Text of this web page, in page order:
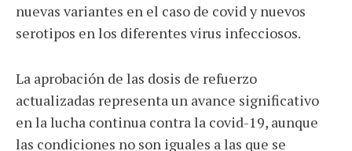
nuevas variantes en el caso de covid y nuevos
serotipos en los diferentes virus infecciosos.
La aprobación de las dosis de refuerzo
actualizadas representa un avance significativo
en la lucha continua contra la covid-19, aunque
las condiciones no son iguales a las que se